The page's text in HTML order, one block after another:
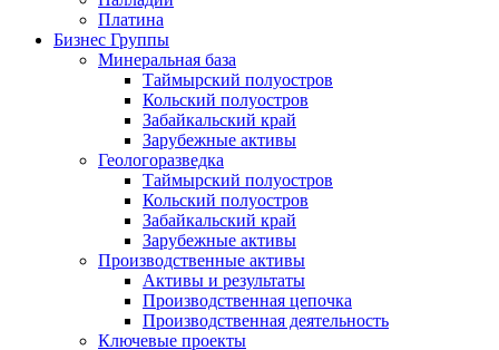
Платина
Бизнес Группы
Минеральная база
Таймырский полуостров
Кольский полуостров
Забайкальский край
Зарубежные активы
Геологоразведка
Таймырский полуостров
Кольский полуостров
Забайкальский край
Зарубежные активы
Производственные активы
Активы и результаты
Производственная цепочка
Производственная деятельность
Ключевые проекты